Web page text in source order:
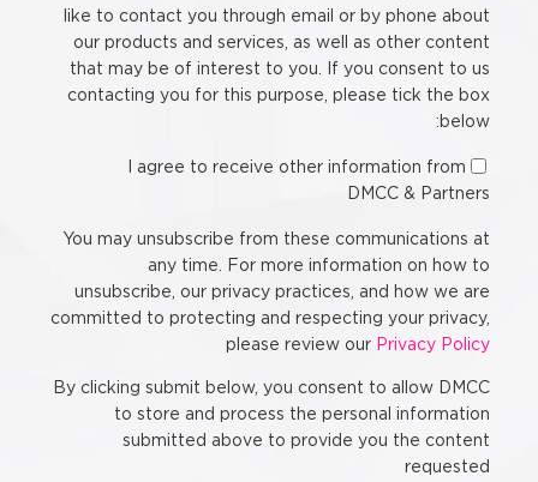
like to contact you through email or by phone about
our products and services, as well as other content
that may be of interest to you. If you consent to us
contacting you for this purpose, please tick the box
below:
I agree to receive other information from
DMCC & Partners
You may unsubscribe from these communications at
any time. For more information on how to
unsubscribe, our privacy practices, and how we are
committed to protecting and respecting your privacy,
please review our Privacy Policy
By clicking submit below, you consent to allow DMCC
to store and process the personal information
submitted above to provide you the content
requested